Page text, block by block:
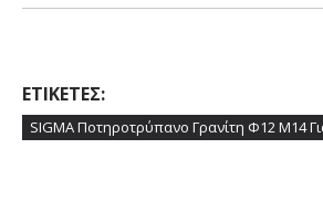
ΕΤΙΚΈΤΕΣ:
SIGMA Ποτηροτρύπανο Γρανίτη Φ12 M14